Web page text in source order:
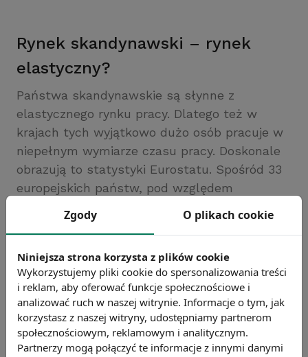
Rynek skandynawski – rynek
elastyczny?
Państwa skandynawskie są słynne z
elastycznego rynku pracy. Dlatego też w
krajach tych wyjątkowo dużo osób pracuje w
niepełnym wymiarze czasu pracy. Doskonale
obrazują to statystyki Eurostatu. Spośród 33
europejskich państw, pod względem
zatrudnionych na niepełny etat, Norwegia,
miejsce. W przypadku Polski taka forma
zatrudnienia nie jest zbyt popularna. Odsetek
pracowników zatrudnionych w niepełnym
wymiarze czasu pracy wyniósł w 2014 roku
7,8%, co jest wynikiem znacznie poniżej
Zgody O plikach cookie
Niniejsza strona korzysta z plików cookie
Wykorzystujemy pliki cookie do spersonalizowania treści
i reklam, aby oferować funkcje społecznościowe i
analizować ruch w naszej witrynie. Informacje o tym, jak
korzystasz z naszej witryny, udostępniamy partnerom
społecznościowym, reklamowym i analitycznym.
Partnerzy mogą połączyć te informacje z innymi danymi